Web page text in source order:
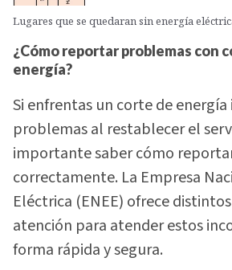
Lugares que se quedaran sin energía
¿Cómo reportar problemas con
energía?
Si enfrentas un corte de
problemas al restablecer el
importante saber cómo
correctamente. La Empresa
Eléctrica (ENEE) ofrece
atención para atender estos
forma rápida y segura.